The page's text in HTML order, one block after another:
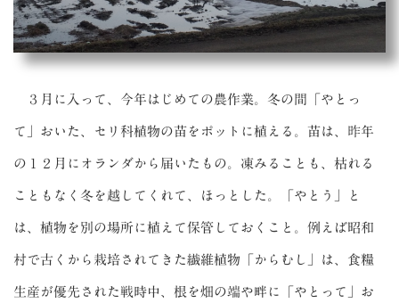
３月に入って、今年はじめての農作業。冬の間「やとっ
て」おいた、セリ科植物の苗をポットに植える。苗は、昨年
の１２月にオランダから届いたもの。凍みることも、枯れる
こともなく冬を越してくれて、ほっとした。「やとう」と
は、植物を別の場所に植えて保管しておくこと。例えば昭和
村で古くから栽培されてきた繊維植物「からむし」は、食糧
生産が優先された戦時中、根を畑の端や畔に「やとって」お